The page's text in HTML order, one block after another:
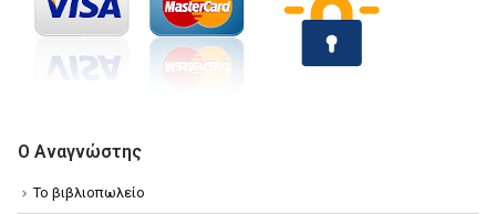
Ο Αναγνώστης
Το βιβλιοπωλείο